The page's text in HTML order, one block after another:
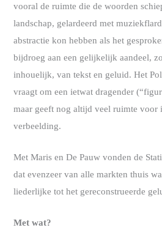
vooral de ruimte die de woorden
landschap, gelardeerd met
abstractie kon hebben als het
bijdroeg aan een gelijkelijk aandeel,
inhouelijk, van tekst en geluid. Het
vraagt om een ietwat dragender
maar geeft nog altijd veel ruimte voor
verbeelding.
Met Maris en De Pauw vonden de
dat evenzeer van alle markten thuis
liederlijke tot het gereconstrueerde
Met wat?